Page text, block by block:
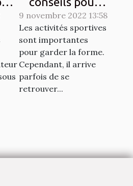
lutter contre les
courbatures
engendrées par
le sport
9 novembre 2022 13:58
Les activités sportives
sont importantes
pour garder la forme.
Cependant, il arrive
parfois de se
retrouver...